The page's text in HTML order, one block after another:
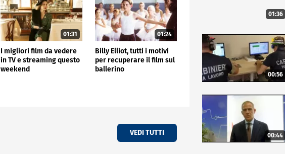
01:31
I migliori film da vedere
in TV e streaming questo
weekend
01:24
Billy Elliot, tutti i motivi
per recuperare il film sul
ballerino
VEDI TUTTI
01:36
00:56
00:44